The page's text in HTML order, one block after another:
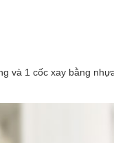
và 1 cốc xay bằng